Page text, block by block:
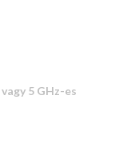
5 GHz-es